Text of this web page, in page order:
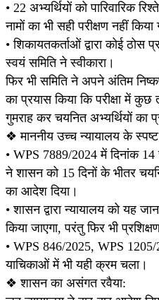
• 22 अभ्यर्थियों को पारिवारिक
नामों का भी सही परीक्षण नहीं किया
• शिकायतकर्ताओं द्वारा कोई
स्वयं समिति ने स्वीकारा।
फिर भी समिति ने अपने अंतिम
का प्रयास किया कि परीक्षा में
गुमराह कर चयनित अभ्यर्थियों का
❖ माननीय उच्च न्यायालय के
• WPS 7889/2024 में दिनांक
ने शासन को 15 दिनों के भीतर
का आदेश दिया।
• शासन द्वारा न्यायालय को यह
किया जाएगा, परंतु फिर भी
• WPS 846/2025, WPS
याचिकाओं में भी यही क्रम चला।
❖ शासन का असंगत रवैया: